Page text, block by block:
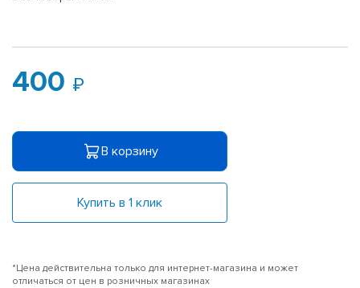
400
В корзину
Купить в 1 клик
*Цена действительна только для интернет-магазина и может
отличаться от цен в розничных магазинах